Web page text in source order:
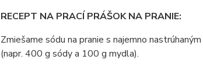
RECEPT NA PRACÍ PRÁŠOK NA PRANIE:
Zmiešame sódu na pranie s najemno
(napr. 400 g sódy a 100 g mydla).